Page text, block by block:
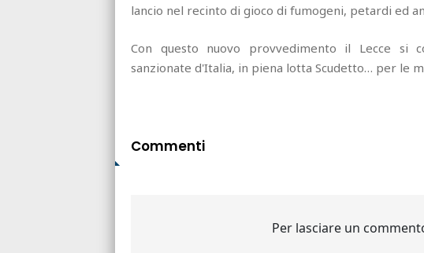
lancio nel recinto di gioco di fumogeni, petardi ed
Con questo nuovo provvedimento il Lecce si
sanzionate d'Italia, in piena lotta Scudetto… per le
Commenti